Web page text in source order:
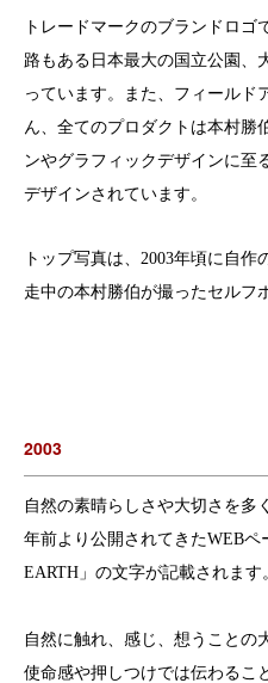
トレードマークのブランドロゴ
路もある日本最大の国立公園、
っています。また、フィールド
ん、全てのプロダクトは本村勝
ンやグラフィックデザインに至
デザインされています。
トップ写真は、2003年頃に自
走中の本村勝伯が撮ったセルフ
2003
自然の素晴らしさや大切さを多
年前より公開されてきたWEB
EARTH」の文字が記載されます
自然に触れ、感じ、想うことの
使命感や押しつけでは伝わるこ